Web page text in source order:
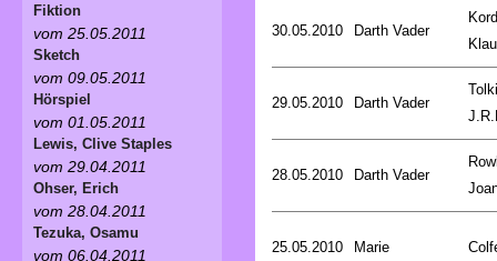
30.05.2010 Darth Vader
29.05.2010 Darth Vader
28.05.2010 Darth Vader
25.05.2010 Marie
Fiktion
vom 25.05.2011
Sketch
vom 09.05.2011
Hörspiel
vom 01.05.2011
Lewis, Clive Staples
vom 29.04.2011
Ohser, Erich
vom 28.04.2011
Tezuka, Osamu
vom 06.04.2011